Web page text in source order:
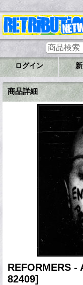
ログイン
商品詳細
REFORMERS
82409]